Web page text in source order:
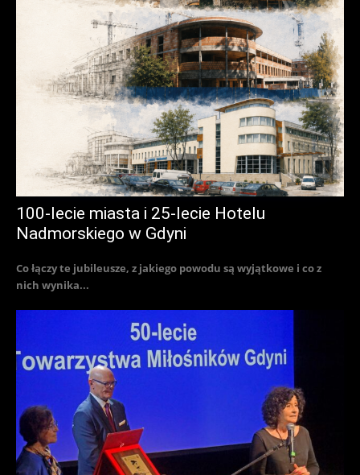
100-lecie miasta i 25-lecie Hotelu
Nadmorskiego w Gdyni
Co łączy te jubileusze, z jakiego powodu są wyjątkowe i co z
nich wynika...